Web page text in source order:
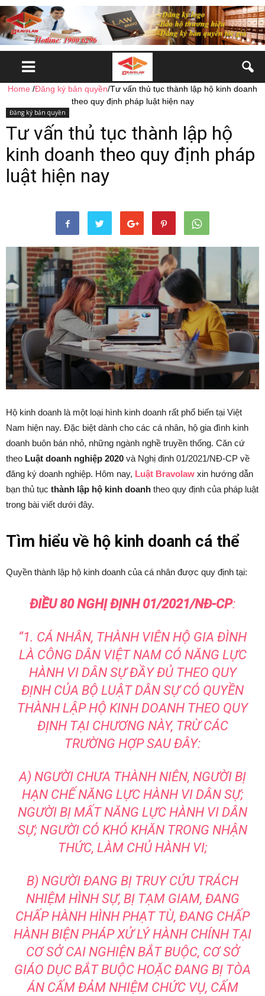
Home /Đăng ký bản quyền/Tư vấn thủ tục thành lập hộ kinh doanh
theo quy định pháp luật hiện nay
Đăng ký bản quyền
Tư vấn thủ tục thành lập hộ
kinh doanh theo quy định pháp
luật hiện nay
Hộ kinh doanh là một loại hình kinh doanh rất phổ biến tại Việt
Nam hiện nay. Đặc biệt dành cho các cá nhân, hộ gia đình kinh
doanh buôn bán nhỏ, những ngành nghề truyền thống. Căn cứ
theo Luật doanh nghiệp 2020 và Nghị định 01/2021/NĐ-CP về
đăng ký doanh nghiệp. Hôm nay, Luật Bravolaw xin hướng dẫn
bạn thủ tục thành lập hộ kinh doanh theo quy định của pháp luật
trong bài viết dưới đây.
Tìm hiểu về hộ kinh doanh cá thể
Quyền thành lập hộ kinh doanh của cá nhân được quy định tại:
ĐIỀU 80 NGHỊ ĐỊNH 01/2021/NĐ-CP:
“1. CÁ NHÂN, THÀNH VIÊN HỘ GIA ĐÌNH
LÀ CÔNG DÂN VIỆT NAM CÓ NĂNG LỰC
HÀNH VI DÂN SỰ ĐẦY ĐỦ THEO QUY
ĐỊNH CỦA BỘ LUẬT DÂN SỰ CÓ QUYỀN
THÀNH LẬP HỘ KINH DOANH THEO QUY
ĐỊNH TẠI CHƯƠNG NÀY, TRỪ CÁC
TRƯỜNG HỢP SAU ĐÂY:
A) NGƯỜI CHƯA THÀNH NIÊN, NGƯỜI BỊ
HẠN CHẾ NĂNG LỰC HÀNH VI DÂN SỰ;
NGƯỜI BỊ MẤT NĂNG LỰC HÀNH VI DÂN
SỰ; NGƯỜI CÓ KHÓ KHĂN TRONG NHẬN
THỨC, LÀM CHỦ HÀNH VI;
B) NGƯỜI ĐANG BỊ TRUY CỨU TRÁCH
NHIỆM HÌNH SỰ, BỊ TẠM GIAM, ĐANG
CHẤP HÀNH HÌNH PHẠT TÙ, ĐANG CHẤP
HÀNH BIỆN PHÁP XỬ LÝ HÀNH CHÍNH TẠI
CƠ SỞ CAI NGHIỆN BẮT BUỘC, CƠ SỞ
GIÁO DỤC BẮT BUỘC HOẶC ĐANG BỊ TÒA
ÁN CẤM ĐẢM NHIỆM CHỨC VỤ, CẤM